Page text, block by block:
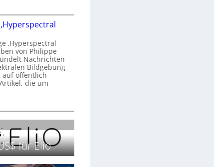
‚Hyperspectral
von Philippe
Nachrichten
Bildgebung
auf öffentlich
die um
für Elio